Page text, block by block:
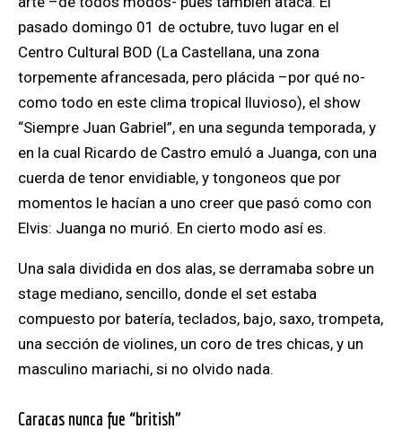
pasado domingo 01 de octubre, tuvo lugar en el
Centro Cultural BOD (La Castellana, una zona
torpemente afrancesada, pero plácida –por qué no-
como todo en este clima tropical lluvioso), el show
“Siempre Juan Gabriel”, en una segunda temporada, y
en la cual Ricardo de Castro emuló a Juanga, con una
cuerda de tenor envidiable, y tongoneos que por
momentos le hacían a uno creer que pasó como con
Elvis: Juanga no murió. En cierto modo así es.
Una sala dividida en dos alas, se derramaba sobre un
stage mediano, sencillo, donde el set estaba
compuesto por batería, teclados, bajo, saxo, trompeta,
una sección de violines, un coro de tres chicas, y un
masculino mariachi, si no olvido nada.
Caracas nunca fue “british”